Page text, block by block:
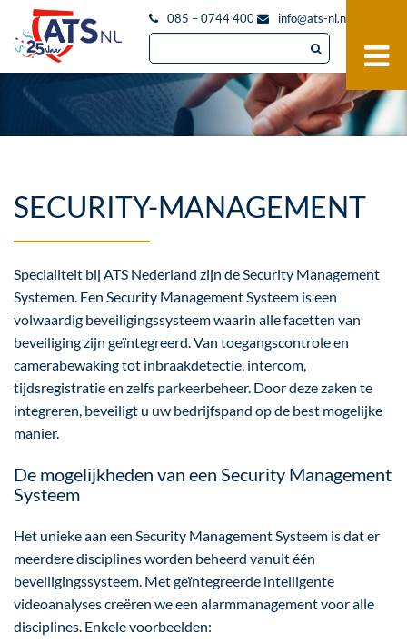
085 – 0744 400 info@ats-nl.nl
SECURITY-MANAGEMENT
Specialiteit bij ATS Nederland zijn de Security Management
Systemen. Een Security Management Systeem is een
volwaardig beveiligingssysteem waarin alle facetten van
beveiliging zijn geïntegreerd. Van toegangscontrole en
camerabewaking tot inbraakdetectie, intercom,
tijdsregistratie en zelfs parkeerbeheer. Door deze zaken te
integreren, beveiligt u uw bedrijfspand op de best mogelijke
manier.
De mogelijkheden van een Security Management
Systeem
Het unieke aan een Security Management Systeem is dat er
meerdere disciplines worden beheerd vanuit één
beveiligingssysteem. Met geïntegreerde intelligente
videoanalyses creëren we een alarmmanagement voor alle
disciplines. Enkele voorbeelden: